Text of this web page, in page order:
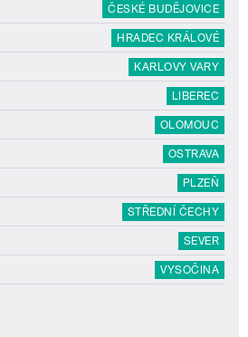
ČESKÉ BUDĚJOVICE
HRADEC KRÁLOVÉ
KARLOVY VARY
LIBEREC
OLOMOUC
OSTRAVA
PLZEŇ
STŘEDNÍ ČECHY
SEVER
VYSOČINA